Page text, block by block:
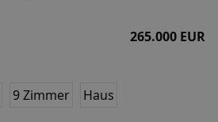
265.000 EUR
9 Zimmer Haus